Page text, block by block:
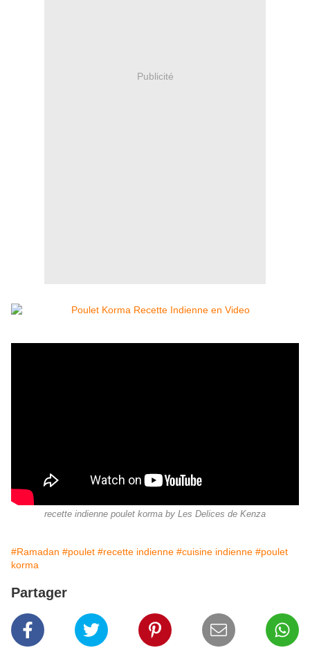
Publicité
recette indienne poulet korma by Les Delices de Kenza
#Ramadan #poulet #recette indienne #cuisine indienne #poulet
korma
Partager